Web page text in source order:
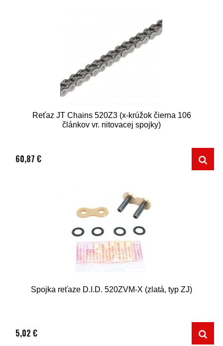
Reťaz JT Chains 520Z3 (x-krúžok čierna 106
článkov vr. nitovacej spojky)
60,87 €
Spojka reťaze D.I.D. 520ZVM-X (zlatá, typ ZJ)
5,02 €